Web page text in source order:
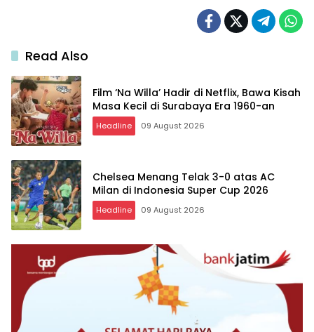
Read Also
Film ‘Na Willa’ Hadir di Netflix, Bawa Kisah
Masa Kecil di Surabaya Era 1960-an
Headline 09 August 2026
Chelsea Menang Telak 3-0 atas AC
Milan di Indonesia Super Cup 2026
Headline 09 August 2026